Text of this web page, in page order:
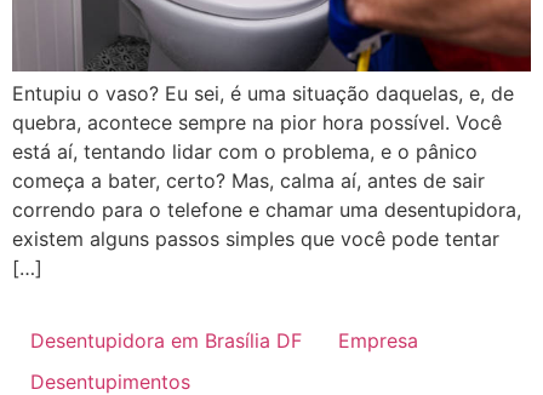
Entupiu o vaso? Eu sei, é uma situação daquelas, e, de
quebra, acontece sempre na pior hora possível. Você
está aí, tentando lidar com o problema, e o pânico
começa a bater, certo? Mas, calma aí, antes de sair
correndo para o telefone e chamar uma desentupidora,
existem alguns passos simples que você pode tentar
[…]
Desentupidora em Brasília DF
Empresa
Desentupimentos